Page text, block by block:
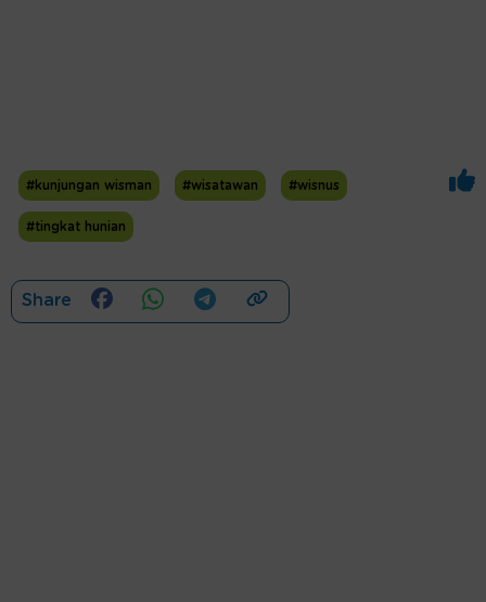
#kunjungan wisman #wisatawan #wisnus
#tingkat hunian
Share